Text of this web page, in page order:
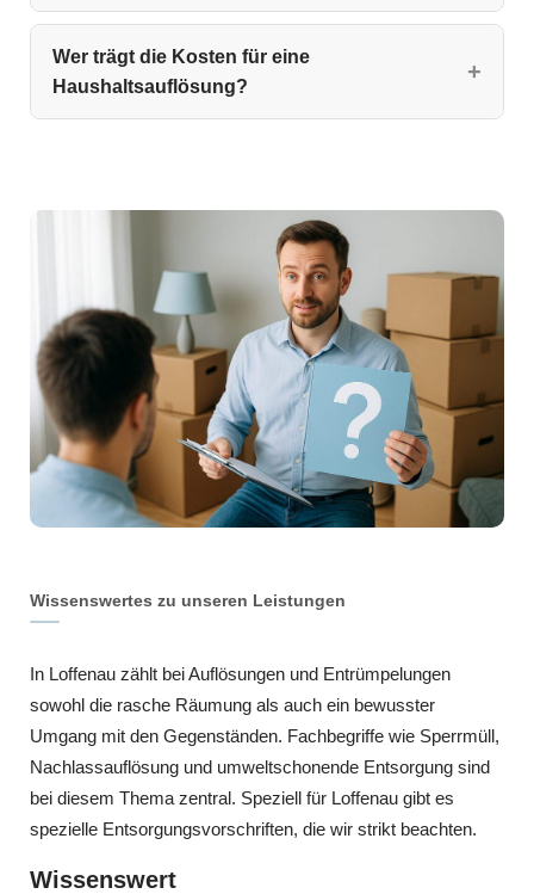
Wer trägt die Kosten für eine
Haushaltsauflösung?
Wissenswertes zu unseren Leistungen
In Loffenau zählt bei Auflösungen und Entrümpelungen
sowohl die rasche Räumung als auch ein bewusster
Umgang mit den Gegenständen. Fachbegriffe wie Sperrmüll,
Nachlassauflösung und umweltschonende Entsorgung sind
bei diesem Thema zentral. Speziell für Loffenau gibt es
spezielle Entsorgungsvorschriften, die wir strikt beachten.
Wissenswert